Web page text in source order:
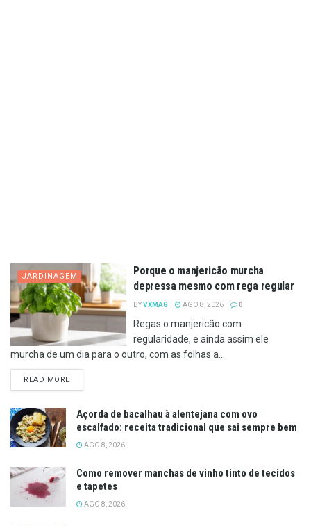
JARDINAGEM
Porque o manjericão murcha
depressa mesmo com rega regular
BYVXMAG AGO 8, 2026 0
Regas o manjericão com
regularidade, e ainda assim ele
murcha de um dia para o outro, com as folhas a...
READ MOREDETAILS
Açorda de bacalhau à alentejana com ovo
escalfado: receita tradicional que sai sempre bem
AGO 8, 2026
Como remover manchas de vinho tinto de tecidos
e tapetes
AGO 8, 2026